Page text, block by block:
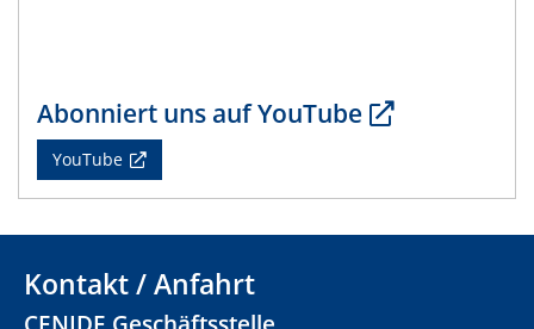
29.05.2024
Physikalisches Kolloquium
04.06.2024
05.06.2024
Abonniert uns auf YouTube
YouTube
Kontakt / Anfahrt